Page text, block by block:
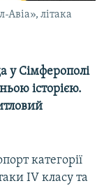
Авіа», літака
у Сімферополі
історією.
категорії
ІV класу та